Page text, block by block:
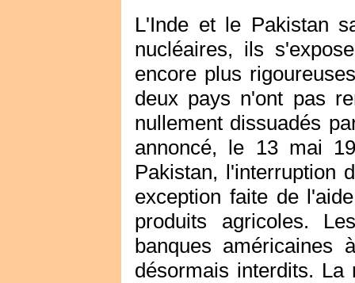
L'Inde et le Pakistan
nucléaires, ils
encore plus
deux pays n'ont pas
nullement dissuadés
annoncé, le 13 mai
Pakistan, l'interruption
exception faite de
produits agricoles.
banques américaines
désormais interdits. La